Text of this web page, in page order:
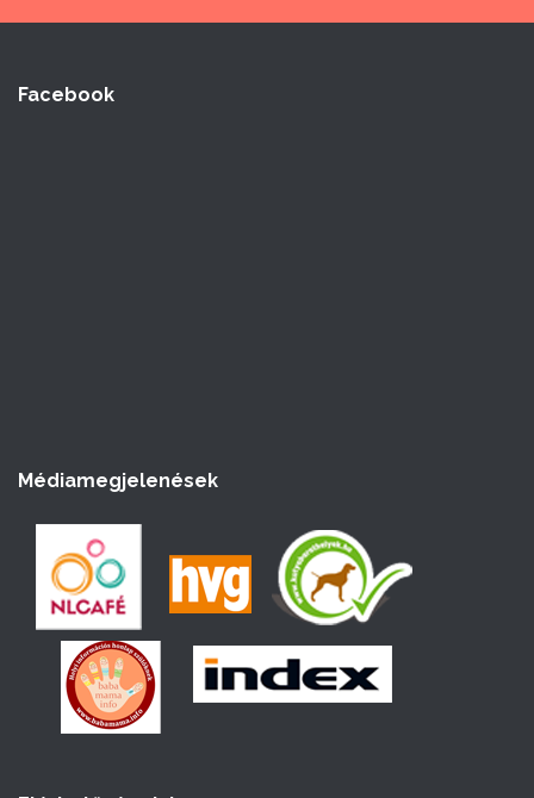
Facebook
Médiamegjelenések